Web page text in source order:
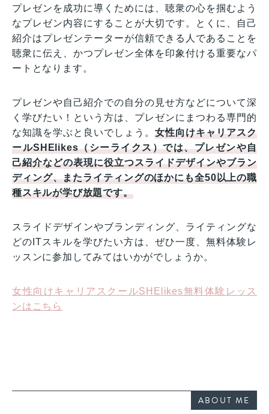
プレゼンを成功に導くためには、聴衆の心を掴むよう
なプレゼン内容にすることが大切です。とくに、自己
紹介はプレゼンテーターが信頼できる人であることを
聴衆に伝え、かつプレゼン全体を印象付ける重要なパ
ートとなります。
プレゼンや自己紹介での自分の見せ方などについて深
く学びたい！という方は、プレゼンにまつわる専門的
な知識を学ぶと良いでしょう。女性向けキャリアスク
ールSHElikes（シーライクス）では、プレゼンや自
己紹介などの表現に役立つスライドデザインやブラン
ディング、またライティングのほかにも全50以上の職
種スキルが学び放題です。
スライドデザインやブランディング、ライティングな
どのITスキルを学びたい方は、ぜひ一度、無料体験レ
ッスンに参加してみてはいかがでしょうか。
女性向けキャリアスクールSHElikes無料体験レッス
ンはこちら
ABOUT ME